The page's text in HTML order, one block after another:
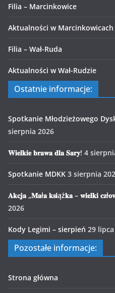
Filia – Marcinkowice
Aktualności w Marcinkowicach
Filia – Wał-Ruda
Aktualności w Wał-Rudzie
Ostatnie informacje:
Spotkanie Młodzieżowego
sierpnia 2026
𝐖𝐢𝐞𝐥𝐤𝐢𝐞 𝐛𝐫𝐚𝐰𝐚 𝐝𝐥𝐚 𝐒𝐚𝐫𝐲! 4
Spotkanie MDKK 3 sierpnia
𝐀𝐤𝐜𝐣𝐚 „𝐌𝐚ł𝐚 𝐤𝐬𝐢ąż𝐤𝐚 – 𝐰𝐢𝐞𝐥𝐤𝐢
2026
Kody Legimi – sierpień 29
Pozostałe informacje:
Strona główna